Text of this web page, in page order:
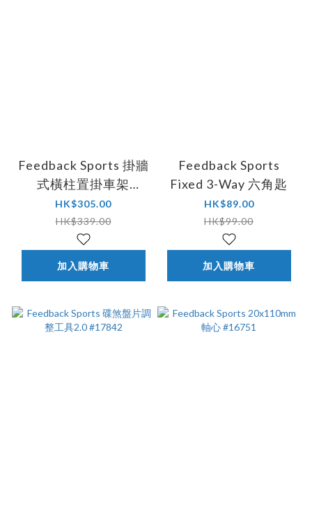
Feedback Sports 掛牆
式橫柱置掛車架
#16850
HK$305.00
HK$339.00
加入購物車
Feedback Sports
Fixed 3-Way 六角匙
HK$89.00
HK$99.00
加入購物車